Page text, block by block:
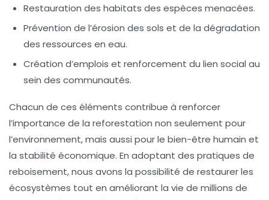
Restauration des habitats des espèces menacées.
Prévention de l’érosion des sols et de la dégradation
des ressources en eau.
Création d’emplois et renforcement du lien social au
sein des communautés.
Chacun de ces éléments contribue à renforcer
l’importance de la reforestation non seulement pour
l’environnement, mais aussi pour le bien-être humain et
la stabilité économique. En adoptant des pratiques de
reboisement, nous avons la possibilité de restaurer les
écosystèmes tout en améliorant la vie de millions de